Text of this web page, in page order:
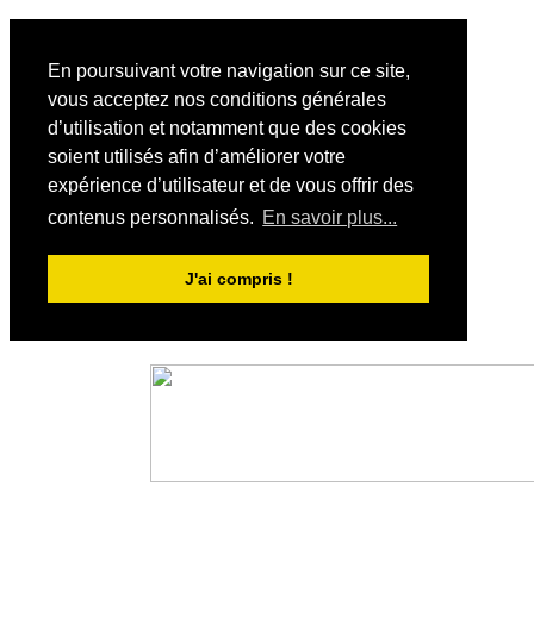
En poursuivant votre navigation sur ce site,
vous acceptez nos conditions générales
d’utilisation et notamment que des cookies
soient utilisés afin d’améliorer votre
expérience d’utilisateur et de vous offrir des
contenus personnalisés. En savoir plus...
J'ai compris !